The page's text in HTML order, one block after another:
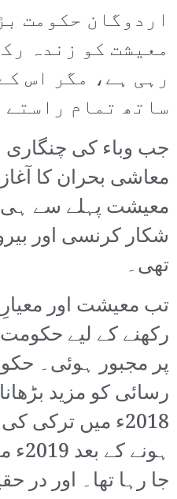
اردوگان حکومت
معیشت کو زندہ
رہی ہے، مگر اس
ساتھ تمام
جب وباء کی
معاشی بحران کا
معیشت پہلے سے ہی
شکار کرنسی اور
تھی۔
تب معیشت اور
رکھنے کے لیے
پر مجبور ہوئی۔
رسائی کو مزید
2018ء میں